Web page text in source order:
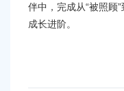
伴中，完成从“被照顾”
成长进阶。